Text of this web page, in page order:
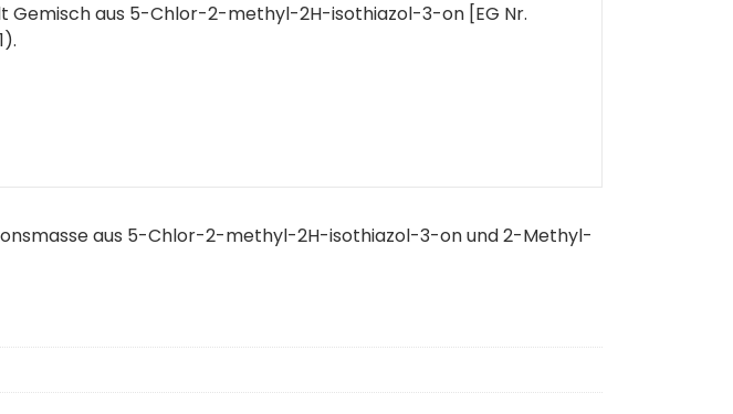
Gemisch aus 5-Chlor-2-methyl-2H-isothiazol-3-on [EG Nr.
aus 5-Chlor-2-methyl-2H-isothiazol-3-on und 2-Methyl-